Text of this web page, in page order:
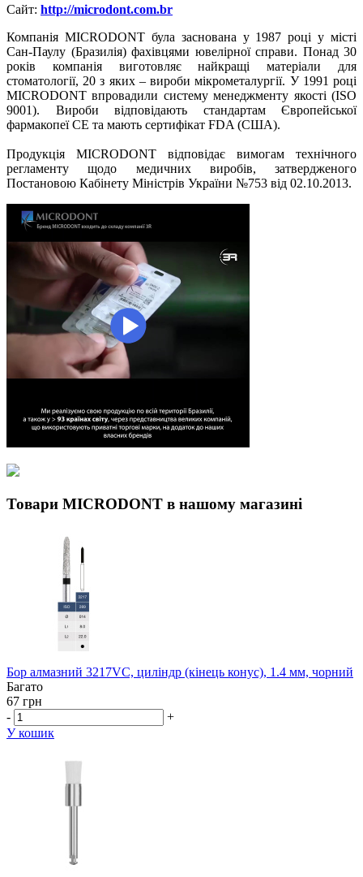
Сайт: http://microdont.com.br
Компанія MICRODONT була заснована у 1987 році у місті
Сан-Паулу (Бразилія) фахівцями ювелірної справи. Понад 30
років компанія виготовляє найкращі матеріали для
стоматології, 20 з яких – вироби мікрометалургії. У 1991 році
MICRODONT впровадили систему менеджменту якості (ISO
9001). Вироби відповідають стандартам Європейської
фармакопеї CE та мають сертифікат FDA (США).
Продукція MICRODONT відповідає вимогам технічного
регламенту щодо медичних виробів, затвердженого
Постановою Кабінету Міністрів України №753 від 02.10.2013.
Товари MICRODONT в нашому магазині
Бор алмазний 3217VC, циліндр (кінець конус), 1.4 мм, чорний
Багато
67 грн
-
+
У кошик